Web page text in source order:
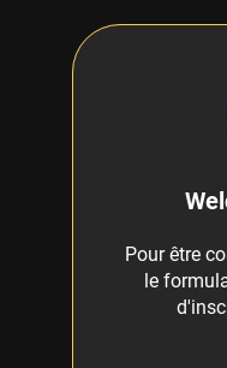
Pour être
le